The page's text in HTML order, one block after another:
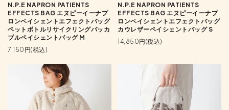
N.P.E NAPRON PATIENTS
EFFECTS BAG エヌピーイーナプ
ロンペイシェントエフェクトバッグ
ペットボトルリサイクリングパッカ
ブルペイシェントバッグ M
7,150円(税込)
N.P.E NAPRON PATIENTS
EFFECTS BAG エヌピーイーナプ
ロンペイシェントエフェクトバッグ
カウレザーペイシェントバッグ S
14,850円(税込)